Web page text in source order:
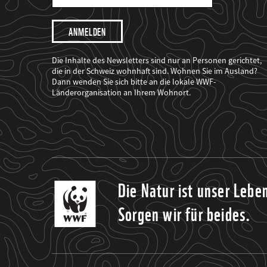
Mail
Adresse
Ich
möchte,
dass
der
WWF
mich
über
seine
Projekte
informiert.
Die Inhalte des Newsletters sind nur an Personen gerichtet,
die in der Schweiz wohnhaft sind. Wohnen Sie im Ausland?
Dann wenden Sie sich bitte an die lokale WWF-
Länderorganisation an Ihrem Wohnort.
Die Natur ist unser
Sorgen wir für beides.